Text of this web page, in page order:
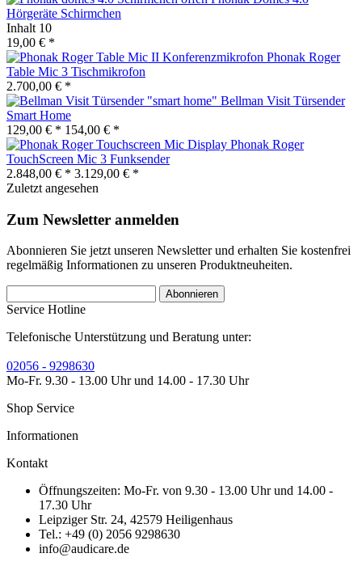
Hörgeräte Schirmchen
Inhalt 10
19,00 € *
Phonak Roger
Table Mic 3 Tischmikrofon
2.700,00 € *
Bellman Visit Türsender
Smart Home
129,00 € * 154,00 € *
Phonak Roger
TouchScreen Mic 3 Funksender
2.848,00 € * 3.129,00 € *
Zuletzt angesehen
Zum Newsletter anmelden
Abonnieren Sie jetzt unseren Newsletter und erhalten Sie kostenfrei
regelmäßig Informationen zu unseren Produktneuheiten.
Abonnieren
Service Hotline
Telefonische Unterstützung und Beratung unter:
02056 - 9298630
Mo-Fr. 9.30 - 13.00 Uhr und 14.00 - 17.30 Uhr
Shop Service
Informationen
Kontakt
Öffnungszeiten: Mo-Fr. von 9.30 - 13.00 Uhr und 14.00 -
17.30 Uhr
Leipziger Str. 24, 42579 Heiligenhaus
Tel.: +49 (0) 2056 9298630
info@audicare.de